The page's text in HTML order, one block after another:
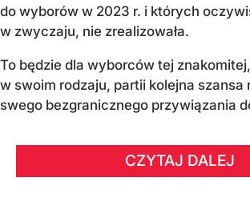
do wyborów w 2023 r. i których
w zwyczaju, nie zrealizowała.
To będzie dla wyborców tej
w swoim rodzaju, partii kolejna szansa
swego bezgranicznego przywiązania
CZYTAJ DALEJ